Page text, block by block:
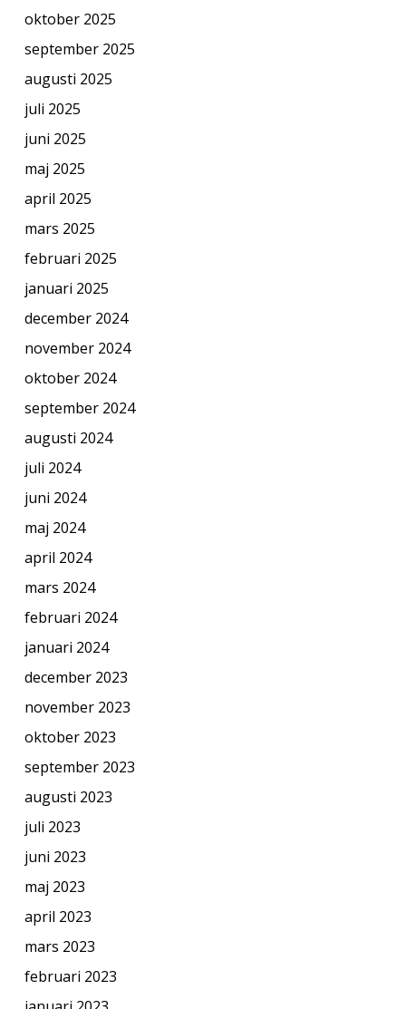
oktober 2025
september 2025
augusti 2025
juli 2025
juni 2025
maj 2025
april 2025
mars 2025
februari 2025
januari 2025
december 2024
november 2024
oktober 2024
september 2024
augusti 2024
juli 2024
juni 2024
maj 2024
april 2024
mars 2024
februari 2024
januari 2024
december 2023
november 2023
oktober 2023
september 2023
augusti 2023
juli 2023
juni 2023
maj 2023
april 2023
mars 2023
februari 2023